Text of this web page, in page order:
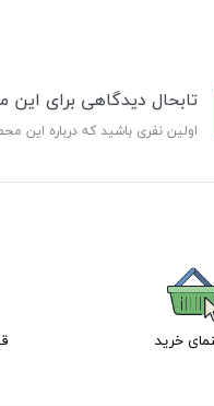
تابحال دیدگاهی برای
اولین نفری باشید که درباره این
خرید